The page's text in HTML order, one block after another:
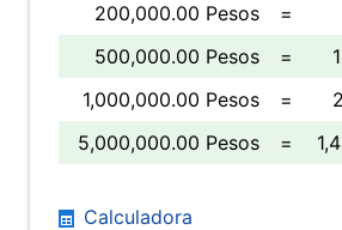
200,000.00 Pesos
=
500,000.00 Pesos
=
1,000,000.00 Pesos
=
5,000,000.00 Pesos
=
Calculadora